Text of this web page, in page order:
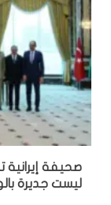
صحيفة
ليست جديرة